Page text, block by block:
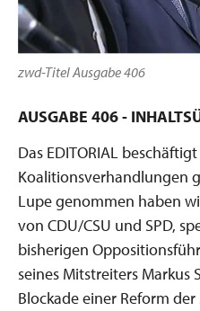
zwd-Titel Ausgabe 406
AUSGABE 406 -
Das EDITORIAL
Koalitionsverhandlungen
Lupe genommen haben
von CDU/CSU und SPD,
bisherigen
seines Mitstreiters Markus
Blockade einer Reform